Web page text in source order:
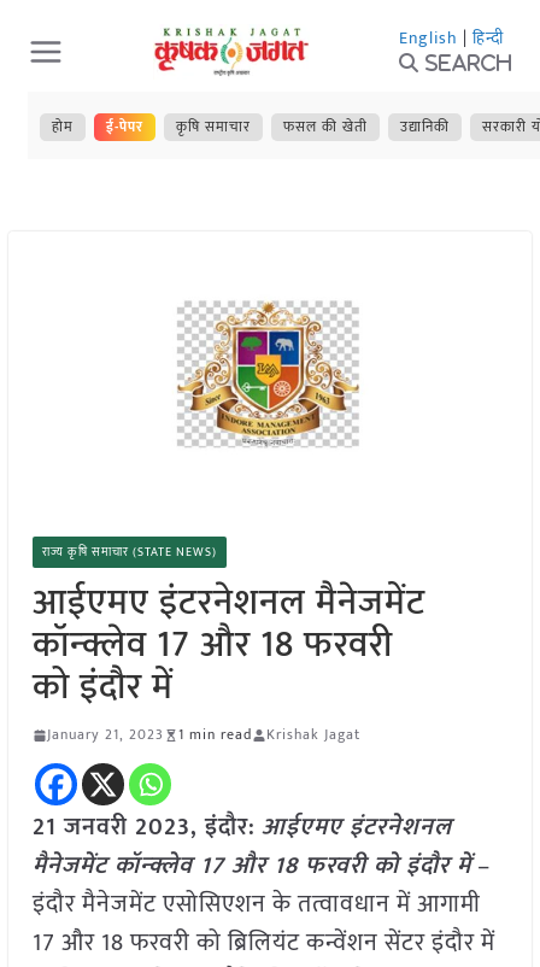
Skip
to
content
English | हिन्दी
Search
होम ई-पेपर कृषि समाचार फसल की खेती उद्यानिकी सरकारी
राज्य कृषि समाचार (STATE NEWS)
आईएमए इंटरनेशनल मैनेजमेंट
कॉन्क्लेव 17 और 18 फरवरी
को इंदौर में
January 21, 2023 1 min read Krishak Jagat
21 जनवरी 2023, इंदौर: आईएमए इंटरनेशनल
मैनेजमेंट कॉन्क्लेव 17 और 18 फरवरी को इंदौर में–
इंदौर मैनेजमेंट एसोसिएशन के तत्वावधान में आगामी
17 और 18 फरवरी को ब्रिलियंट कन्वेंशन सेंटर इंदौर में